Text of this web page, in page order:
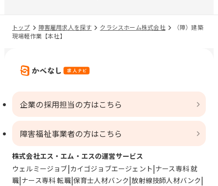
トップ 障害雇用求人を探す クラシスホーム株式会社
（障）建築
現場軽作業【本社】
企業の採用担当の方はこちら
障害福祉事業者の方はこちら
株式会社エス・エム・エスの運営サービス
ウェルミージョブ カイゴジョブエージェント ナース専科 就
職 ナース専科 転職 保育士人材バンク 放射線技師人材バンク